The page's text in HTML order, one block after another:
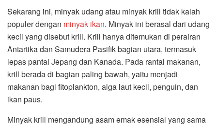
Sekarang ini, minyak udang atau minyak krill tidak kalah
populer dengan minyak ikan. Minyak ini berasal dari udang
kecil yang disebut krill. Krill hanya ditemukan di perairan
Antartika dan Samudera Pasifik bagian utara, termasuk
lepas pantai Jepang dan Kanada. Pada rantai makanan,
krill berada di bagian paling bawah, yaitu menjadi
makanan bagi fitoplankton, alga laut kecil, penguin, dan
ikan paus.
Minyak krill mengandung asam emak esensial yang sama